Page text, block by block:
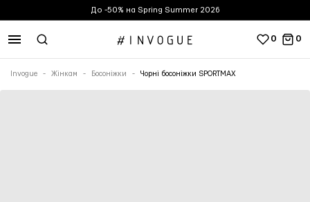
До -50% на Spring Summer 2026
0 0
Invogue Жінкам Босоніжки Чорні босоніжки SPORTMAX